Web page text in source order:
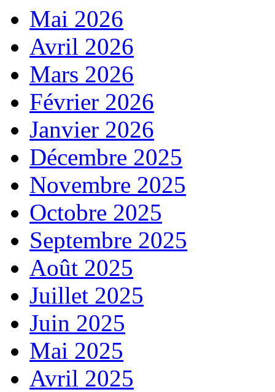
Mai 2026
Avril 2026
Mars 2026
Février 2026
Janvier 2026
Décembre 2025
Novembre 2025
Octobre 2025
Septembre 2025
Août 2025
Juillet 2025
Juin 2025
Mai 2025
Avril 2025